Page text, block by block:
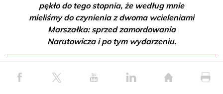
pękło do tego stopnia, że według mnie
mieliśmy do czynienia z dwoma wcieleniami
Marszałka: sprzed zamordowania
Narutowicza i po tym wydarzeniu.
Zmiana nie była od razu dostrzegalna, ale z pewnością